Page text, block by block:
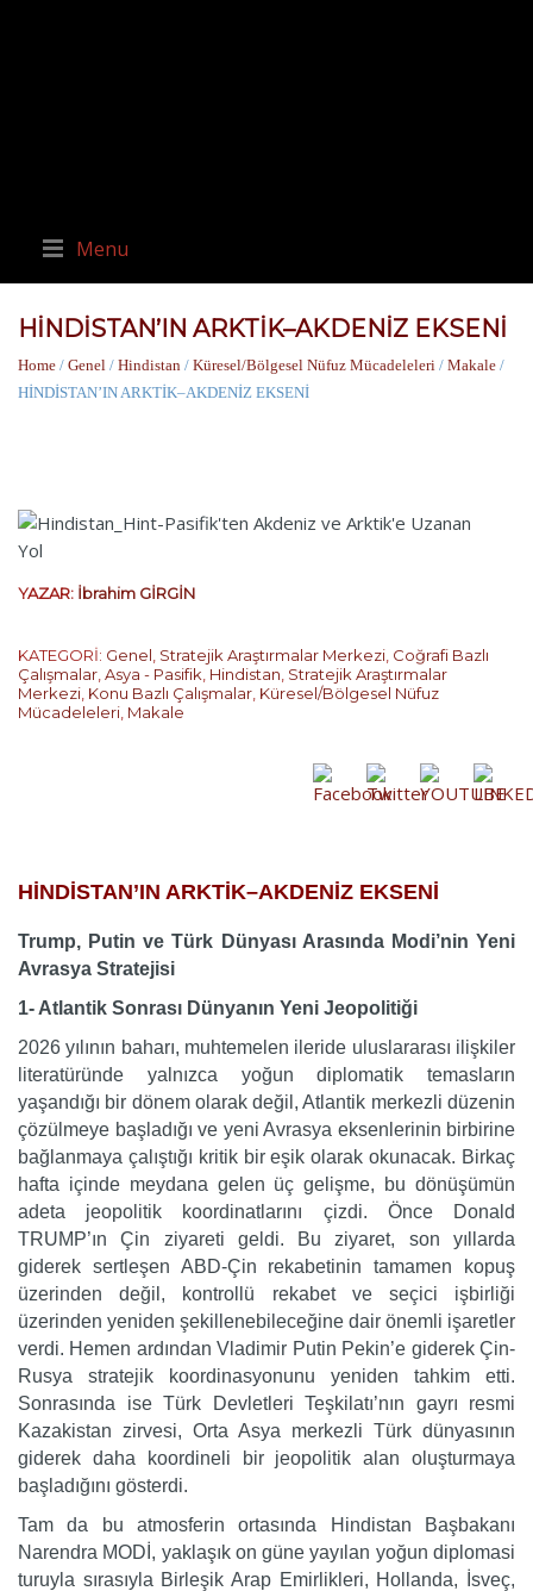
Menu
HİNDİSTAN’IN ARKTİK–AKDENİZ EKSENİ
Home / Genel / Hindistan / Küresel/Bölgesel Nüfuz Mücadeleleri / Makale /
HİNDİSTAN’IN ARKTİK–AKDENİZ EKSENİ
YAZAR: İbrahim GİRGİN
KATEGORİ: Genel Stratejik Araştırmalar Merkezi Coğrafi Bazlı
Çalışmalar Asya - Pasifik Hindistan Stratejik Araştırmalar
Merkezi Konu Bazlı Çalışmalar Küresel/Bölgesel Nüfuz
Mücadeleleri Makale
HİNDİSTAN’IN ARKTİK–AKDENİZ EKSENİ
Trump, Putin ve Türk Dünyası Arasında Modi’nin Yeni
Avrasya Stratejisi
1- Atlantik Sonrası Dünyanın Yeni Jeopolitiği
2026 yılının baharı, muhtemelen ileride uluslararası ilişkiler
literatüründe yalnızca yoğun diplomatik temasların
yaşandığı bir dönem olarak değil, Atlantik merkezli düzenin
çözülmeye başladığı ve yeni Avrasya eksenlerinin birbirine
bağlanmaya çalıştığı kritik bir eşik olarak okunacak. Birkaç
hafta içinde meydana gelen üç gelişme, bu dönüşümün
adeta jeopolitik koordinatlarını çizdi. Önce Donald
TRUMP’ın Çin ziyareti geldi. Bu ziyaret, son yıllarda
giderek sertleşen ABD-Çin rekabetinin tamamen kopuş
üzerinden değil, kontrollü rekabet ve seçici işbirliği
üzerinden yeniden şekillenebileceğine dair önemli işaretler
verdi. Hemen ardından Vladimir Putin Pekin’e giderek Çin-
Rusya stratejik koordinasyonunu yeniden tahkim etti.
Sonrasında ise Türk Devletleri Teşkilatı’nın gayrı resmi
Kazakistan zirvesi, Orta Asya merkezli Türk dünyasının
giderek daha koordineli bir jeopolitik alan oluşturmaya
başladığını gösterdi.
Tam da bu atmosferin ortasında Hindistan Başbakanı
Narendra MODİ, yaklaşık on güne yayılan yoğun diplomasi
turuyla sırasıyla Birleşik Arap Emirlikleri, Hollanda, İsveç,